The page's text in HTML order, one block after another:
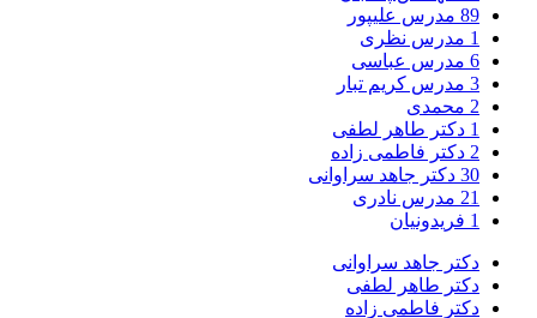
89 مدرس علیپور
1 مدرس نظری
6 مدرس عباسی
3 مدرس کریم تبار
2 محمدی
1 دکتر طاهر لطفی
2 دکتر فاطمی زاده
30 دکتر جاهد سراوانی
21 مدرس نادری
1 فریدونیان
دکتر جاهد سراوانی
دکتر طاهر لطفی
دکتر فاطمی زاده